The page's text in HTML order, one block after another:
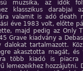
muzsika, az idők
klasszikus darabjai
valamit is adó death
éve 1983 volt, előtte
majd pedig az Only
Grave kiadvány a
tartalmazott.
akasztotta magát, és
több kiadó is piacra
lemezeikhez hozzájutni.